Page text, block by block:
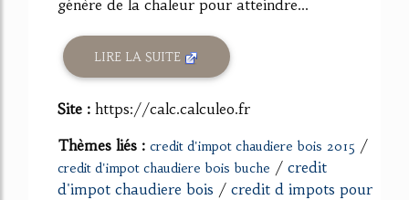
génère de la chaleur pour atteindre...
LIRE LA SUITE
Site : https://calc.calculeo.fr
Thèmes liés : credit d'impot chaudiere bois 2015 /
credit d'impot chaudiere bois buche / credit
d'impot chaudiere bois / credit d impots pour